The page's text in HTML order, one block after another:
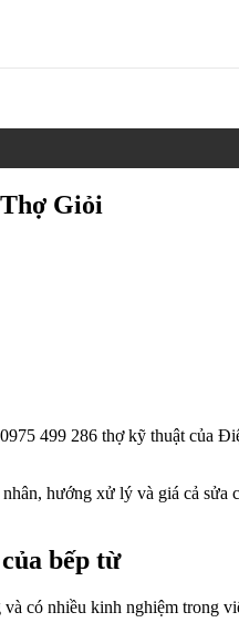
Giỏi
499 286 thợ kỹ thuật của
hướng xử lý và giá cả
bếp từ
có nhiều kinh nghiệm trong